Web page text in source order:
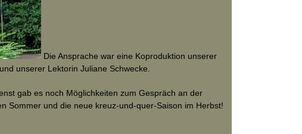
Die Ansprache war eine Koproduktion unserer
unserer Lektorin Juliane Schwecke.
gab es noch Möglichkeiten zum Gespräch an der
Sommer und die neue kreuz-und-quer-Saison im Herbst!